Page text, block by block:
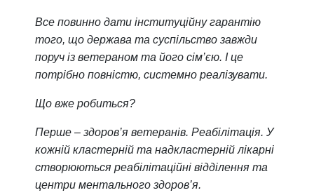
Все повинно дати інституційну гарантію
того, що держава та суспільство завжди
поруч із ветераном та його сім’єю. І це
потрібно повністю, системно реалізувати.
Що вже робиться?
Перше – здоров’я ветеранів. Реабілітація. У
кожній кластерній та надкластерній лікарні
створюються реабілітаційні відділення та
центри ментального здоров’я.